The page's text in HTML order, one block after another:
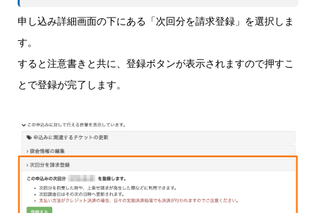
申し込み詳細画面の下にある「次回分を請求登録」を選択しま
す。
すると注意書きと共に、登録ボタンが表示されますので押すこ
とで登録が完了します。